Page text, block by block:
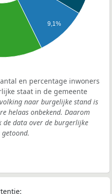
9,1%
en percentage inwoners
staat in de gemeente
naar burgelijke stand is
helaas onbekend. Daarom
de data over de burgerlijke
getoond.